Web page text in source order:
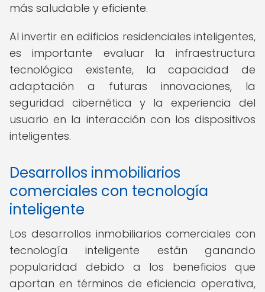
más saludable y eficiente.
Al invertir en edificios residenciales inteligentes,
es importante evaluar la infraestructura
tecnológica existente, la capacidad de
adaptación a futuras innovaciones, la
seguridad cibernética y la experiencia del
usuario en la interacción con los dispositivos
inteligentes.
Desarrollos inmobiliarios
comerciales con tecnología
inteligente
Los desarrollos inmobiliarios comerciales con
tecnología inteligente están ganando
popularidad debido a los beneficios que
aportan en términos de eficiencia operativa,